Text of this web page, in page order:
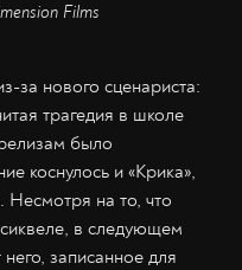
Films
за нового сценариста:
трагедия в школе
было
коснулось и «Крика»,
Несмотря на то, что
в следующем
записанное для